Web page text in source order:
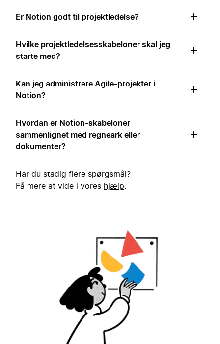
Er Notion godt til projektledelse?
Hvilke projektledelsesskabeloner skal jeg
starte med?
Kan jeg administrere Agile-projekter i
Notion?
Hvordan er Notion-skabeloner
sammenlignet med regneark eller
dokumenter?
Har du stadig flere spørgsmål?
Få mere at vide i vores hjælp.